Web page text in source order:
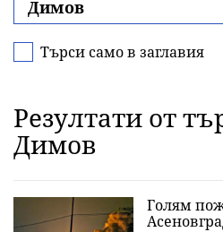
Търси само в заглавия
Резултати от
Димов
Голям